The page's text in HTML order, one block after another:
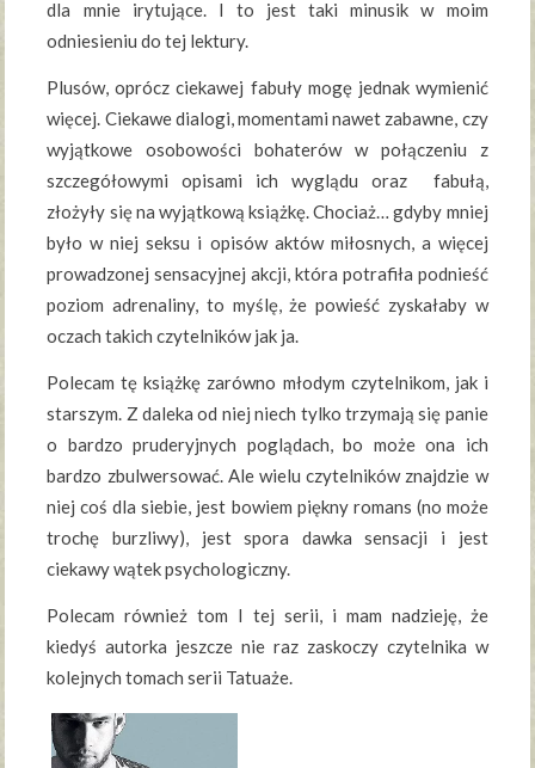
dla mnie irytujące. I to jest taki minusik w moim
odniesieniu do tej lektury.
Plusów, oprócz ciekawej fabuły mogę jednak wymienić
więcej. Ciekawe dialogi, momentami nawet zabawne, czy
wyjątkowe osobowości bohaterów w połączeniu z
szczegółowymi opisami ich wyglądu oraz fabułą,
złożyły się na wyjątkową książkę. Chociaż… gdyby mniej
było w niej seksu i opisów aktów miłosnych, a więcej
prowadzonej sensacyjnej akcji, która potrafiła podnieść
poziom adrenaliny, to myślę, że powieść zyskałaby w
oczach takich czytelników jak ja.
Polecam tę książkę zarówno młodym czytelnikom, jak i
starszym. Z daleka od niej niech tylko trzymają się panie
o bardzo pruderyjnych poglądach, bo może ona ich
bardzo zbulwersować. Ale wielu czytelników znajdzie w
niej coś dla siebie, jest bowiem piękny romans (no może
trochę burzliwy), jest spora dawka sensacji i jest
ciekawy wątek psychologiczny.
Polecam również tom I tej serii, i mam nadzieję, że
kiedyś autorka jeszcze nie raz zaskoczy czytelnika w
kolejnych tomach serii Tatuaże.